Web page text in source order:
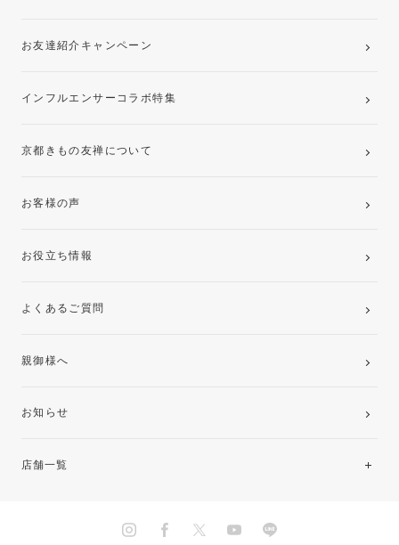
お友達紹介キャンペーン
インフルエンサーコラボ特集
京都きもの友禅について
お客様の声
お役立ち情報
よくあるご質問
親御様へ
お知らせ
店舗一覧